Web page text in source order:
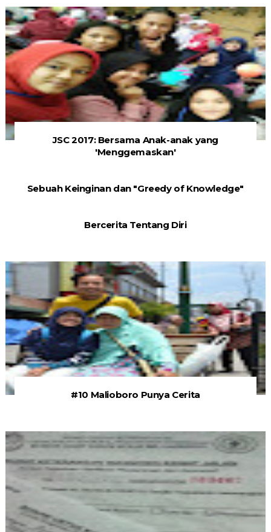
JSC 2017: Bersama Anak-anak yang
'Menggemaskan'
Sebuah Keinginan dan "Greedy of Knowledge"
Bercerita Tentang Diri
#10 Malioboro Punya Cerita